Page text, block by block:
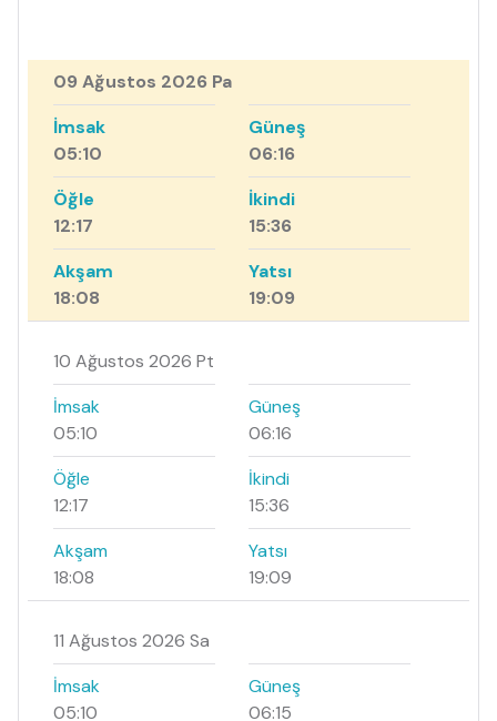
09 Ağustos 2026 Pa
İmsak
05:10
Güneş
06:16
Öğle
12:17
İkindi
15:36
Akşam
18:08
Yatsı
19:09
10 Ağustos 2026 Pt
İmsak
05:10
Güneş
06:16
Öğle
12:17
İkindi
15:36
Akşam
18:08
Yatsı
19:09
11 Ağustos 2026 Sa
İmsak
05:10
Güneş
06:15